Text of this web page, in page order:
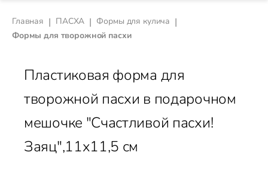
Главная | ПАСХА | Формы для кулича |
Формы для творожной пасхи
Пластиковая форма для
творожной пасхи в подарочном
мешочке "Счастливой пасхи!
Заяц",11x11,5 см